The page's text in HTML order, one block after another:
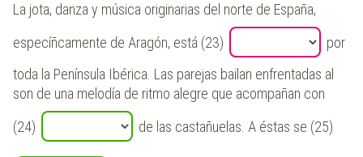
La jota, danza y música originarias del norte de España,
especíñcamente de Aragón, está (23)
por
toda la Península Ibérica. Las parejas bailan enfrentadas al
son de una melodía de ritmo alegre que acompañan con
(24)
de las castañuelas. A éstas se (25)